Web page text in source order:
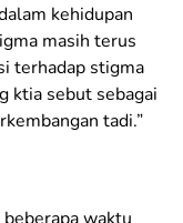
kehidupan
masih terus
terhadap stigma
ktia sebut sebagai
tadi.”